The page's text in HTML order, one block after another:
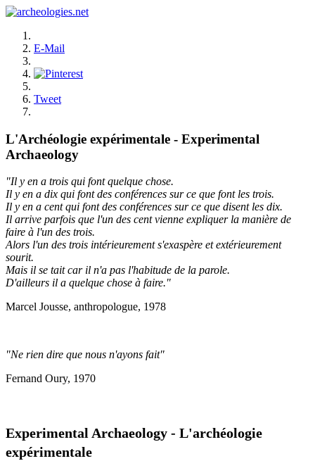
E-Mail
Tweet
L'Archéologie expérimentale - Experimental
Archaeology
"Il y en a trois qui font quelque chose.
Il y en a dix qui font des conférences sur ce que font les trois.
Il y en a cent qui font des conférences sur ce que disent les dix.
Il arrive parfois que l'un des cent vienne expliquer la manière de
faire à l'un des trois.
Alors l'un des trois intérieurement s'exaspère et extérieurement
sourit.
Mais il se tait car il n'a pas l'habitude de la parole.
D'ailleurs il a quelque chose à faire."
Marcel Jousse, anthropologue, 1978
"Ne rien dire que nous n'ayons fait"
Fernand Oury, 1970
Experimental Archaeology - L'archéologie
expérimentale